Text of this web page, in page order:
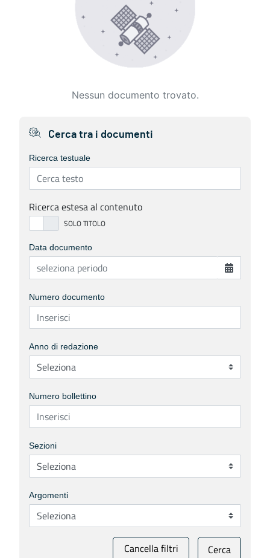
Nessun documento trovato.
Cerca tra i documenti
Ricerca testuale
Ricerca estesa al contenuto
Data documento
Numero documento
Anno di redazione
Numero bollettino
Sezioni
Argomenti
Cancella filtri Cerca